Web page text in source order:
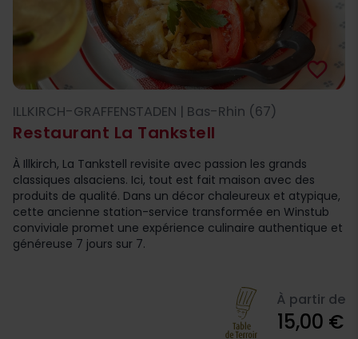
Restaurant La Tankstell
favorite_border
ILLKIRCH-GRAFFENSTADEN | Bas-Rhin (67)
À Illkirch, La Tankstell revisite avec passion les grands
classiques alsaciens. Ici, tout est fait maison avec des
produits de qualité. Dans un décor chaleureux et atypique,
cette ancienne station-service transformée en Winstub
conviviale promet une expérience culinaire authentique et
généreuse 7 jours sur 7.
À partir de
15,00 €